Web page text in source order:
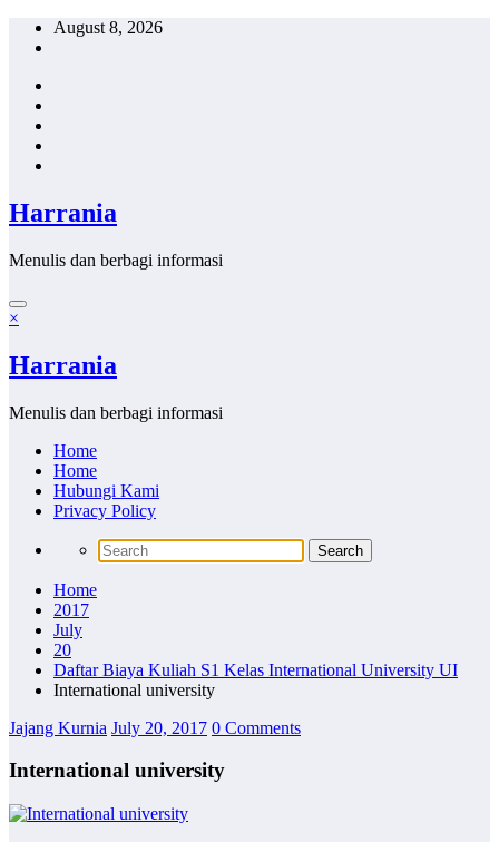
Skip
August 8, 2026
Harrania
Menulis dan berbagi informasi
×
Harrania
Menulis dan berbagi informasi
Home
Home
Hubungi Kami
Privacy Policy
Home
2017
July
20
Daftar Biaya Kuliah S1 Kelas International University UI
International university
Jajang Kurnia July 20, 2017 0 Comments
International university